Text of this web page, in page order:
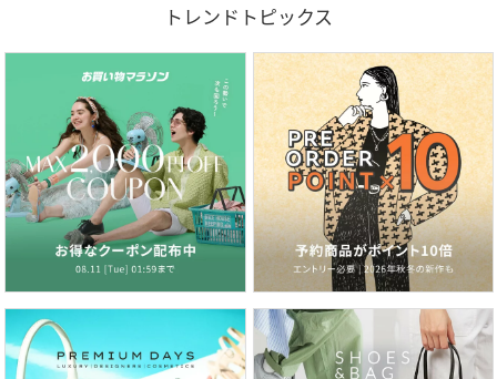
トレンドトピックス